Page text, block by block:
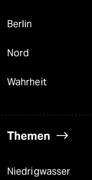
Berlin
Nord
Wahrheit
Themen
Niedrigwasser